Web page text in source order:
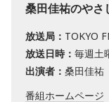
桑田佳祐のやさ
放送局： TOKYO
放送日時： 毎週土
出演者： 桑田佳祐
番組ホームページ